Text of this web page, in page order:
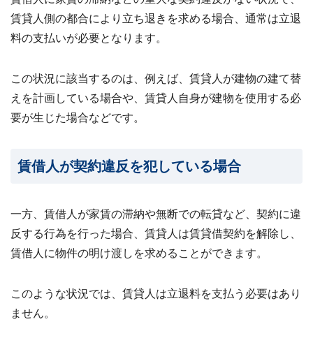
い
営
業
い
ま
せ
ん
時
間
ル
付・
翌
日
で
賃貸人側の都合により立ち退きを求める場合、通常は立退
料の支払いが必要となります。
この状況に該当するのは、例えば、賃貸人が建物の建て替
えを計画している場合や、賃貸人自身が建物を使用する必
要が生じた場合などです。
賃借人が契約違反を犯している場合
一方、賃借人が家賃の滞納や無断での転貸など、契約に違
反する行為を行った場合、賃貸人は賃貸借契約を解除し、
賃借人に物件の明け渡しを求めることができます。
このような状況では、賃貸人は立退料を支払う必要はあり
ません。